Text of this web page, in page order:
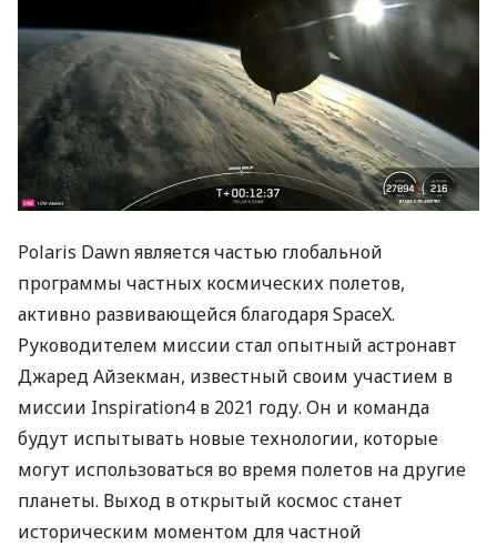
Polaris Dawn является частью глобальной
программы частных космических полетов,
активно развивающейся благодаря SpaceX.
Руководителем миссии стал опытный астронавт
Джаред Айзекман, известный своим участием в
миссии Inspiration4 в 2021 году. Он и команда
будут испытывать новые технологии, которые
могут использоваться во время полетов на другие
планеты. Выход в открытый космос станет
историческим моментом для частной